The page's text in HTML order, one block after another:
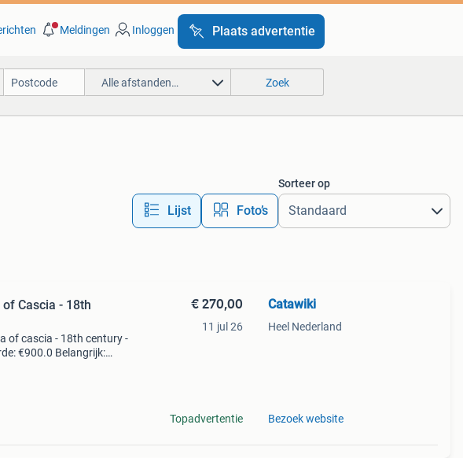
Meldingen Inloggen Plaats advertentie
Alle afstanden… Zoek
Lijst Foto’s
Sorteer op
Cascia - 18th
of cascia - 18th century -
€900.0 Belangrijk:
€ 270,00
11 jul 26
Topadvertentie
Catawiki
Heel Nederland
Bezoek website